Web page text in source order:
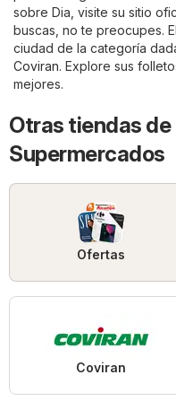
sobre Dia, visite su sitio
buscas, no te preocupes.
ciudad de la categoría
Coviran. Explore sus
mejores.
Otras tiendas
Supermercados
Ofertas
Coviran